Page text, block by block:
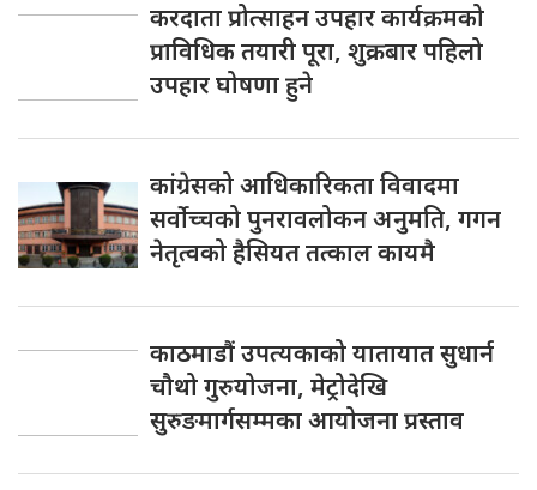
करदाता प्रोत्साहन उपहार कार्यक्रमको
प्राविधिक तयारी पूरा, शुक्रबार पहिलो
उपहार घोषणा हुने
कांग्रेसको आधिकारिकता विवादमा
सर्वोच्चको पुनरावलोकन अनुमति, गगन
नेतृत्वको हैसियत तत्काल कायमै
काठमाडौं उपत्यकाको यातायात सुधार्न
चौथो गुरुयोजना, मेट्रोदेखि
सुरुङमार्गसम्मका आयोजना प्रस्ताव